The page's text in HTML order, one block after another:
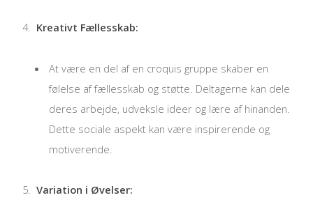
Kreativt Fællesskab:
At være en del af en croquis gruppe skaber en
følelse af fællesskab og støtte. Deltagerne kan dele
deres arbejde, udveksle ideer og lære af hinanden.
Dette sociale aspekt kan være inspirerende og
motiverende.
Variation i Øvelser: